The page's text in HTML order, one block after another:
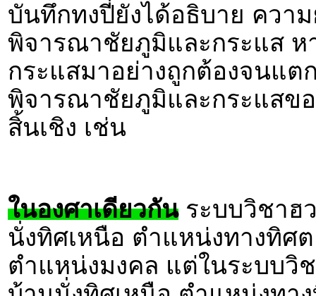
บันทึกทงปี่ยังได้อธิบาย ควา
พิจารณาชัยภูมิและกระแส ห
กระแสมาอย่างถูกต้องจนแต
พิจารณาชัยภูมิและกระแสข
สิ้นเชิง เช่น
ในองศาเดียวกันระบบวิชาฮ
นั่งทิศเหนือ ตำแหน่งทางทิศ
ตำแหน่งมงคล แต่ในระบบวิ